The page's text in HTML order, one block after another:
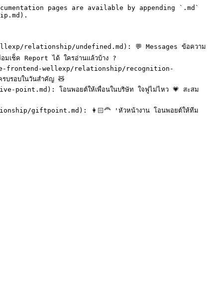
pages are available by appending `.md`
relationship/undefined.md): 💬 Messages ข้อความ
อมเช็ค Report ได้ ใครอ่านแล้วบ้าง ?
frontend-wellexp/relationship/recognition-
รอบในวันสำคัญ 🧸
โอนพอยต์ให้เพื่อนในบริษัท ใจฟูไม่ไหว 💗 สะสม
giftpoint.md): 👩🏻‍🦰 'หัวหน้างาน โอนพอยต์ให้ทีม